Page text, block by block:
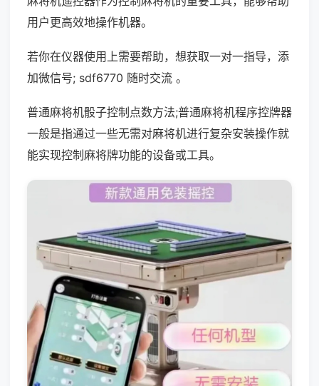
用户更高效地操作机器。
若你在仪器使用上需要帮助，想获取一对一指导，添
加微信号; sdf6770 随时交流 。
普通麻将机骰子控制点数方法;普通麻将机程序控牌器
一般是指通过一些无需对麻将机进行复杂安装操作就
能实现控制麻将牌功能的设备或工具。